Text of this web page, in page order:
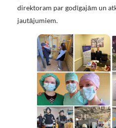
direktoram par godīgajām un
jautājumiem.